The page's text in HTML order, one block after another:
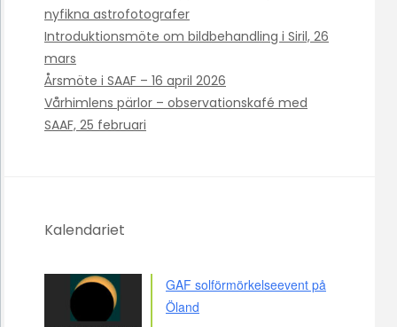
nyfikna astrofotografer
Introduktionsmöte om bildbehandling i Siril, 26
mars
Årsmöte i SAAF – 16 april 2026
Vårhimlens pärlor – observationskafé med
SAAF, 25 februari
Kalendariet
GAF solförmörkelseevent på
Öland